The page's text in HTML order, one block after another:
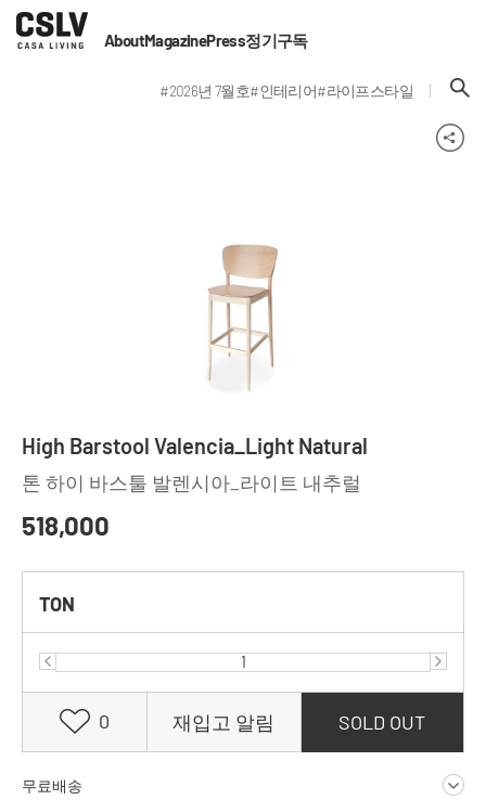
AboutMagazinePress정기구독
#2026년 7월호#인테리어#라이프스타일
High Barstool Valencia_Light Natural
톤 하이 바스툴 발렌시아_라이트 내추럴
518,000
TON
0 재입고 알림 SOLD OUT
무료배송